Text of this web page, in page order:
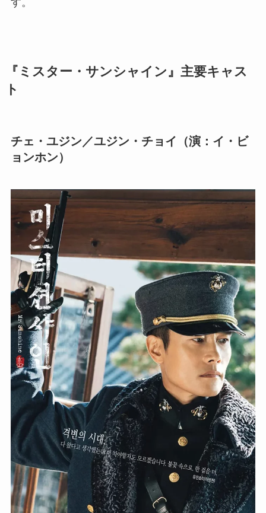
す。
『ミスター・サンシャイン』主要キャス
ト
チェ・ユジン／ユジン・チョイ（演：イ・ビ
ョンホン）